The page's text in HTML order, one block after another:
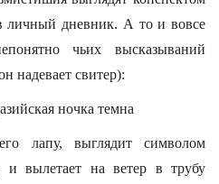
личный дневник. А то и вовсе
чьих высказываний
надевает свитер):
ночка темна
лапу, выглядит символом
и вылетает на ветер в трубу